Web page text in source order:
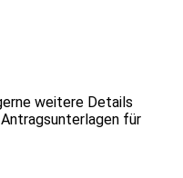
weitere Details
für